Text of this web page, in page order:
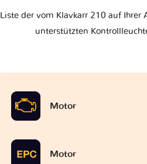
Liste der vom Klavkarr 210 auf Ihrer
unterstützten
Motor
Motor